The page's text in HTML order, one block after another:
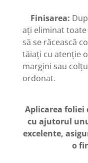
Finisarea:
ați eliminat
să se răcească
tăiați cu atenție
margini sau
ordonat.
Aplicarea foliei
cu ajutorul
excelente,
o